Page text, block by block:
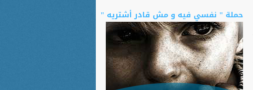
حملة " نفسي فيه و مش قادر أشتريه "